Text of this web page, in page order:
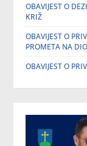
OBAVIJEST O
KRIŽ
OBAVIJEST O
PROMETA NA
OBAVIJEST O